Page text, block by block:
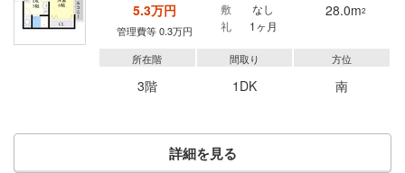
5.3万円
管理費等 0.3万円
敷
なし
礼
1ヶ月
28.0m2
所在階
3階
間取り
1DK
方位
南
詳細を見る